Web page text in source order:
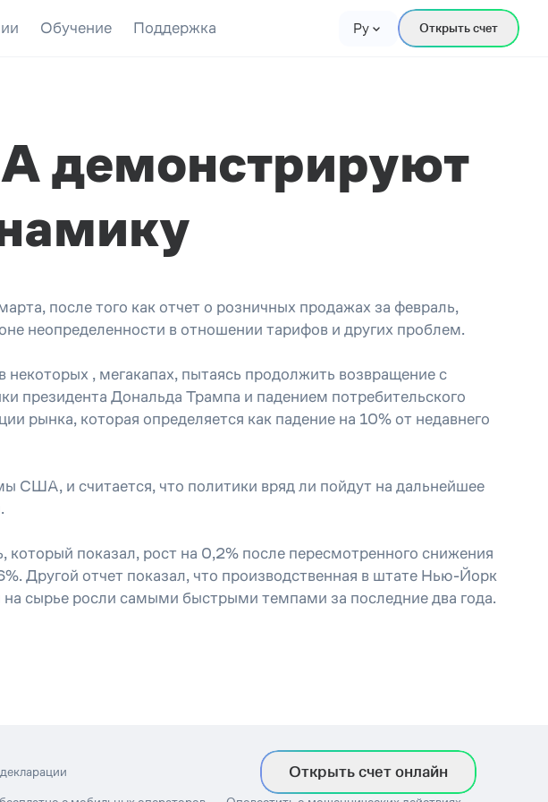
Обучение Поддержка Ру Открыть счет
демонстрируют
после того как отчет о розничных продажах за февраль,
неопределенности в отношении тарифов и других проблем.
, мегакапах, пытаясь продолжить возвращение с
президента Дональда Трампа и падением потребительского
рынка, которая определяется как падение на 10% от недавнего
США, и считается, что политики вряд ли пойдут на дальнейшее
показал, рост на 0,2% после пересмотренного снижения
Другой отчет показал, что производственная в штате Нью-Йорк
на сырье росли самыми быстрыми темпами за последние два года.
Открыть счет онлайн